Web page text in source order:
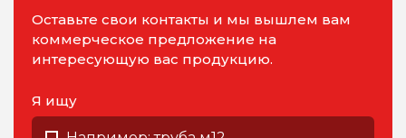
Оставьте свои контакты и мы вышлем вам
коммерческое предложение на
интересующую вас продукцию.
Я ищу